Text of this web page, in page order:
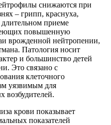
снижаются при
– грипп, краснуха,
приеме
повышенную
врожденной нейтропении,
Патология носит
и большинство детей
Это связано с
клеточного
уязвимым для
возбудителей.
крови показывает
показателей